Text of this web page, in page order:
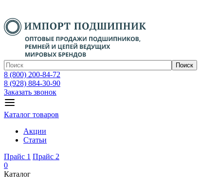
Поиск
8 (800) 200-84-72
8 (928) 884-30-90
Заказать звонок
Каталог товаров
Акции
Статьи
Прайс 1 Прайс 2
0
Каталог